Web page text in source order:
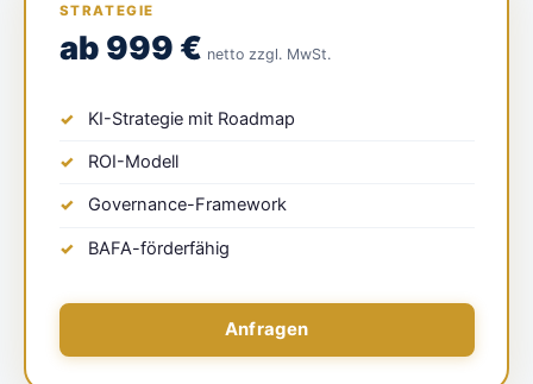
STRATEGIE
ab 999 € netto zzgl. MwSt.
KI-Strategie mit Roadmap
ROI-Modell
Governance-Framework
BAFA-förderfähig
Anfragen